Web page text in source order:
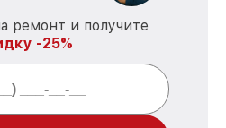
ремонт и получите
-25%